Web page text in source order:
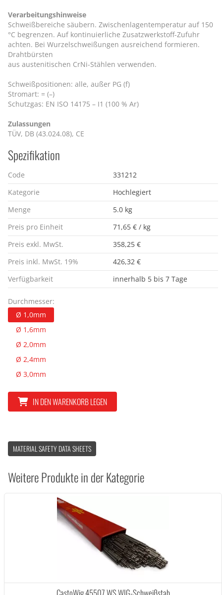
Verarbeitungshinweise
Schweißbereiche säubern. Zwischenlagentemperatur auf 150
°C begrenzen. Auf kontinuierliche Zusatzwerkstoff-Zufuhr
achten. Bei Wurzelschweißungen ausreichend formieren.
Drahtbürsten
aus austenitischen CrNi-Stählen verwenden.
Schweißpositionen: alle, außer PG (f)
Stromart: = (–)
Schutzgas: EN ISO 14175 – I1 (100 % Ar)
Zulassungen
TÜV, DB (43.024.08), CE
Spezifikation
Code
331212
Kategorie
Hochlegiert
Menge
5.0 kg
Preis pro Einheit
71,65 € / kg
Preis exkl. MwSt.
358,25 €
Preis inkl. MwSt. 19%
426,32 €
Verfügbarkeit
innerhalb 5 bis 7 Tage
Durchmesser:
Ø 1,0mm
Ø 1,6mm
Ø 2,0mm
Ø 2,4mm
Ø 3,0mm
IN DEN WARENKORB LEGEN
MATERIAL SAFETY DATA SHEETS
Weitere Produkte in der Kategorie